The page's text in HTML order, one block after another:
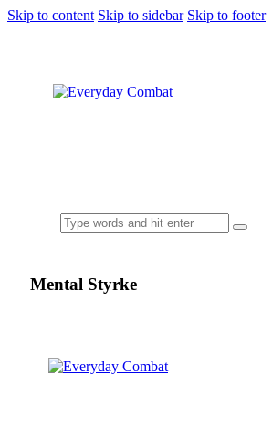
Skip to content Skip to sidebar Skip to footer
Mental Styrke